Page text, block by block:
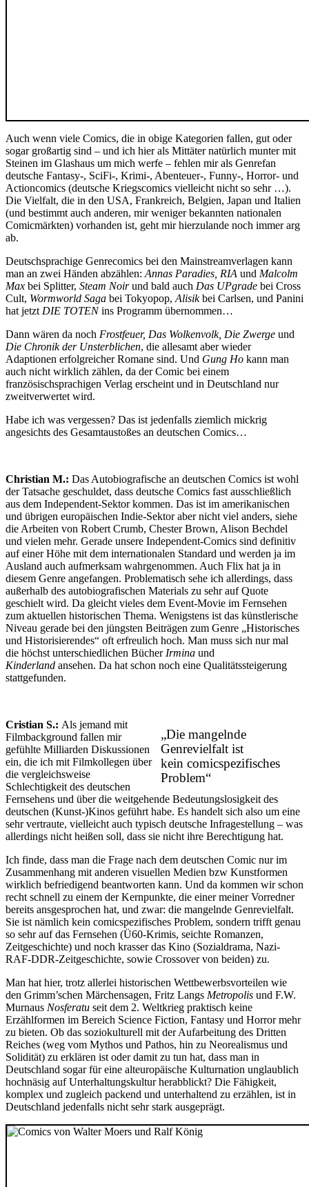
Auch wenn viele Comics, die in obige Kategorien fallen, gut oder
sogar großartig sind – und ich hier als Mittäter natürlich munter mit
Steinen im Glashaus um mich werfe – fehlen mir als Genrefan
deutsche Fantasy-, SciFi-, Krimi-, Abenteuer-, Funny-, Horror- und
Actioncomics (deutsche Kriegscomics vielleicht nicht so sehr …).
Die Vielfalt, die in den USA, Frankreich, Belgien, Japan und Italien
(und bestimmt auch anderen, mir weniger bekannten nationalen
Comicmärkten) vorhanden ist, geht mir hierzulande noch immer arg
ab.
Deutschsprachige Genrecomics bei den Mainstreamverlagen kann
man an zwei Händen abzählen: Annas Paradies, RIA und Malcolm
Max bei Splitter, Steam Noirund bald auch Das UPgrade bei Cross
Cult, Wormworld Saga bei Tokyopop, Alisikbei Carlsen, und Panini
hat jetzt DIE TOTENins Programm übernommen…
Dann wären da noch Frostfeuer, Das Wolkenvolk, Die Zwerge und
Die Chronik der Unsterblichen, die allesamt aber wieder
Adaptionen erfolgreicher Romane sind. Und Gung Ho kann man
auch nicht wirklich zählen, da der Comic bei einem
französischsprachigen Verlag erscheint und in Deutschland nur
zweitverwertet wird.
Habe ich was vergessen? Das ist jedenfalls ziemlich mickrig
angesichts des Gesamtaustoßes an deutschen Comics…
Christian M.: Das Autobiografische an deutschen Comics ist wohl
der Tatsache geschuldet, dass deutsche Comics fast ausschließlich
aus dem Independent-Sektor kommen. Das ist im amerikanischen
und übrigen europäischen Indie-Sektor aber nicht viel anders, siehe
die Arbeiten von Robert Crumb, Chester Brown, Alison Bechdel
und vielen mehr. Gerade unsere Independent-Comics sind definitiv
auf einer Höhe mit dem internationalen Standard und werden ja im
Ausland auch aufmerksam wahrgenommen. Auch Flix hat ja in
diesem Genre angefangen. Problematisch sehe ich allerdings, dass
außerhalb des autobiografischen Materials zu sehr auf Quote
geschielt wird. Da gleicht vieles dem Event-Movie im Fernsehen
zum aktuellen historischen Thema. Wenigstens ist das künstlerische
Niveau gerade bei den jüngsten Beiträgen zum Genre „Historisches
und Historisierendes“ oft erfreulich hoch. Man muss sich nur mal
die höchst unterschiedlichen Bücher Irmina und
Kinderland ansehen. Da hat schon noch eine Qualitätssteigerung
stattgefunden.
„Die mangelnde
Genrevielfalt ist
kein comicspezifisches
Problem“
Cristian S.: Als jemand mit
Filmbackground fallen mir
gefühlte Milliarden Diskussionen
ein, die ich mit Filmkollegen über
die vergleichsweise
Schlechtigkeit des deutschen
Fernsehens und über die weitgehende Bedeutungslosigkeit des
deutschen (Kunst-)Kinos geführt habe. Es handelt sich also um eine
sehr vertraute, vielleicht auch typisch deutsche Infragestellung – was
allerdings nicht heißen soll, dass sie nicht ihre Berechtigung hat.
Ich finde, dass man die Frage nach dem deutschen Comic nur im
Zusammenhang mit anderen visuellen Medien bzw Kunstformen
wirklich befriedigend beantworten kann. Und da kommen wir schon
recht schnell zu einem der Kernpunkte, die einer meiner Vorredner
bereits ansgesprochen hat, und zwar: die mangelnde Genrevielfalt.
Sie ist nämlich kein comicspezifisches Problem, sondern trifft genau
so sehr auf das Fernsehen (Ü60-Krimis, seichte Romanzen,
Zeitgeschichte) und noch krasser das Kino (Sozialdrama, Nazi-
RAF-DDR-Zeitgeschichte, sowie Crossover von beiden) zu.
Man hat hier, trotz allerlei historischen Wettbewerbsvorteilen wie
den Grimm’schen Märchensagen, Fritz Langs Metropolis und F.W.
Murnaus Nosferatu seit dem 2. Weltkrieg praktisch keine
Erzählformen im Bereich Science Fiction, Fantasy und Horror mehr
zu bieten. Ob das soziokulturell mit der Aufarbeitung des Dritten
Reiches (weg vom Mythos und Pathos, hin zu Neorealismus und
Solidität) zu erklären ist oder damit zu tun hat, dass man in
Deutschland sogar für eine alteuropäische Kulturnation unglaublich
hochnäsig auf Unterhaltungskultur herabblickt? Die Fähigkeit,
komplex und zugleich packend und unterhaltend zu erzählen, ist in
Deutschland jedenfalls nicht sehr stark ausgeprägt.